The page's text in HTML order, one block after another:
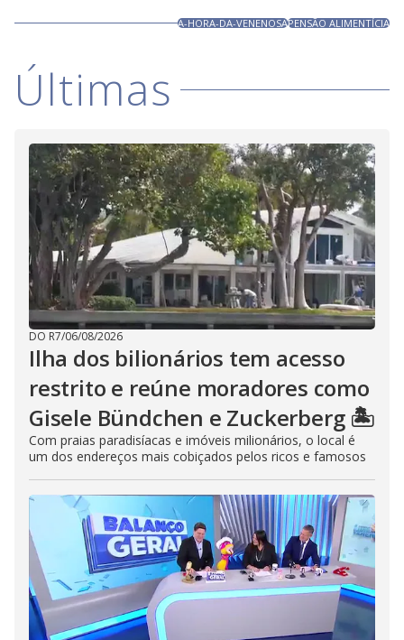
A-HORA-DA-VENENOSAPENSÃO ALIMENTÍCIA
Últimas
DO R7/06/08/2026
Ilha dos bilionários tem acesso
restrito e reúne moradores como
Gisele Bündchen e Zuckerberg 🏝️
Com praias paradisíacas e imóveis milionários, o local é
um dos endereços mais cobiçados pelos ricos e famosos